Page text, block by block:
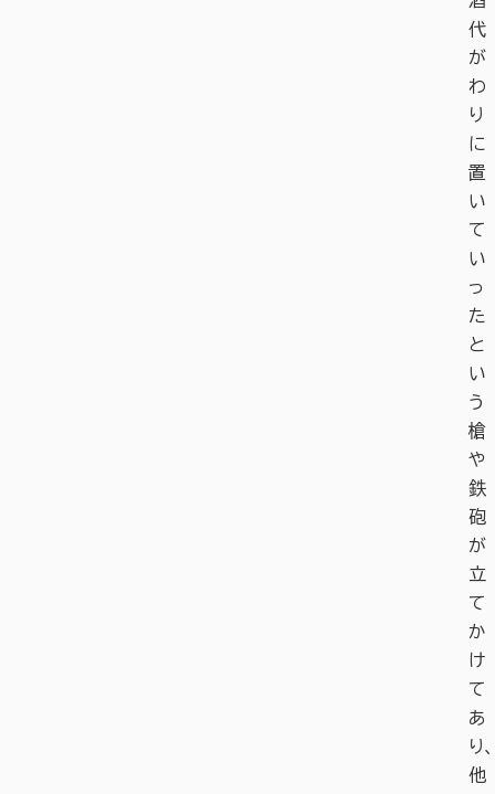
代
が
わ
り
に
置
い
て
い
っ
た
と
い
う
槍
や
鉄
砲
が
立
て
か
け
て
あ
り、
他